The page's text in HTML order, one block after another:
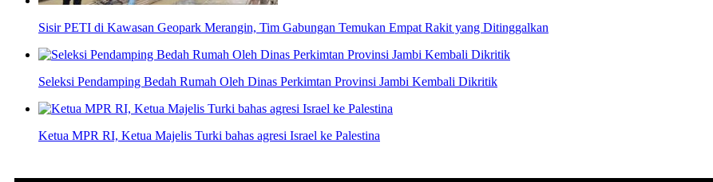
Sisir PETI di Kawasan Geopark Merangin, Tim Gabungan Temukan Empat Rakit yang Ditinggalkan
Seleksi Pendamping Bedah Rumah Oleh Dinas Perkimtan Provinsi Jambi Kembali Dikritik
Ketua MPR RI, Ketua Majelis Turki bahas agresi Israel ke Palestina